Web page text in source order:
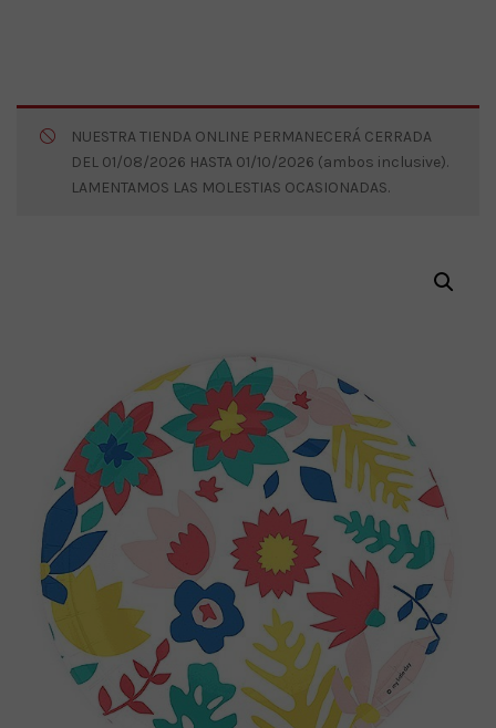
NUESTRA TIENDA ONLINE PERMANECERÁ CERRADA
DEL 01/08/2026 HASTA 01/10/2026 (ambos inclusive).
LAMENTAMOS LAS MOLESTIAS OCASIONADAS.